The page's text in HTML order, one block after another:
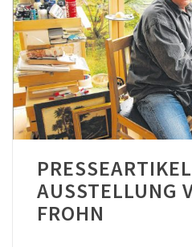
AUSSTELLUNG
FROHN